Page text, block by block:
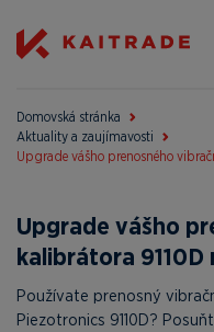
Domovská stránka
Aktuality a zaujímavosti
Upgrade vášho prenosného
Upgrade vášho
kalibrátora 9110D
Používate prenosný
Piezotronics 9110D?